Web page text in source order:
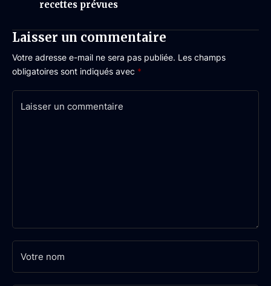
recettes prévues
Laisser un commentaire
Votre adresse e-mail ne sera pas publiée. Les champs
obligatoires sont indiqués avec *